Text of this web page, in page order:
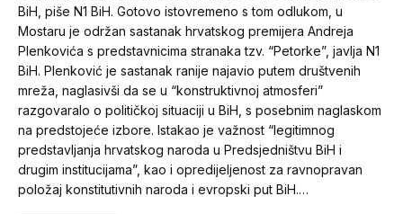
BiH, piše N1 BiH. Gotovo istovremeno s tom odlukom, u
Mostaru je održan sastanak hrvatskog premijera Andreja
Plenkovića s predstavnicima stranaka tzv. “Petorke”, javlja N1
BiH. Plenković je sastanak ranije najavio putem društvenih
mreža, naglasivši da se u “konstruktivnoj atmosferi”
razgovaralo o političkoj situaciji u BiH, s posebnim naglaskom
na predstojeće izbore. Istakao je važnost “legitimnog
predstavljanja hrvatskog naroda u Predsjedništvu BiH i
drugim institucijama”, kao i opredijeljenost za ravnopravan
položaj konstitutivnih naroda i evropski put BiH.…